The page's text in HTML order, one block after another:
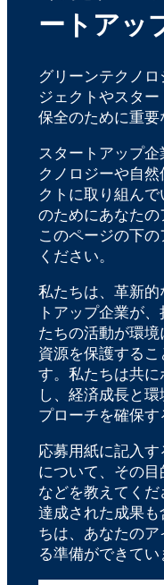
ートアッ
グリーンテクノ
ジェクトやスタ
保全のために重要
スタートアップ
クノロジーや自
クトに取り組ん
のためにあなたの
このページの下
ください。
私たちは、革新
トアップ企業が
たちの活動が環
資源を保護する
す。私たちは共
し、経済成長と
プローチを確保す
応募用紙に記入
について、その
などを教えてく
達成された成果
ちは、あなたの
る準備ができてい